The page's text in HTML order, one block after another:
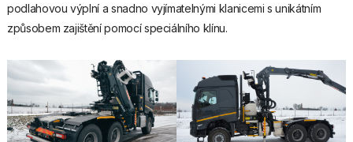
podlahovou výplní a snadno vyjímatelnými klanicemi s unikátním
způsobem zajištění pomocí speciálního klínu.